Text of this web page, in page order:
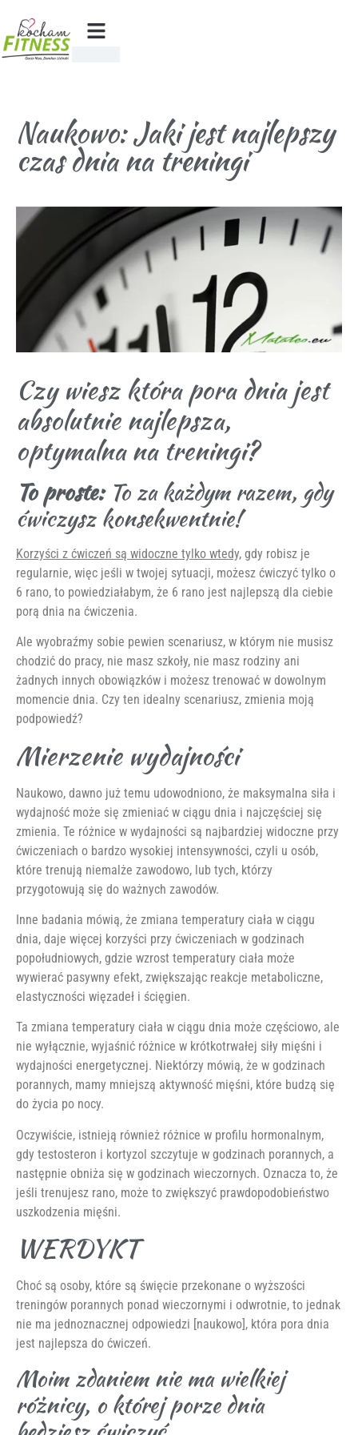
Naukowo: Jaki jest najlepszy
czas dnia na treningi
Czy wiesz która pora dnia jest
absolutnie najlepsza,
optymalna na treningi?
To proste:To za każdym razem, gdy
ćwiczysz konsekwentnie!
Korzyści z ćwiczeń są widoczne tylko wtedy, gdy robisz je
regularnie, więc jeśli w twojej sytuacji, możesz ćwiczyć tylko o
6 rano, to powiedziałabym, że 6 rano jest najlepszą dla ciebie
porą dnia na ćwiczenia.
Ale wyobraźmy sobie pewien scenariusz, w którym nie musisz
chodzić do pracy, nie masz szkoły, nie masz rodziny ani
żadnych innych obowiązków i możesz trenować w dowolnym
momencie dnia. Czy ten idealny scenariusz, zmienia moją
podpowiedź?
Mierzenie wydajności
Naukowo, dawno już temu udowodniono, że maksymalna siła i
wydajność może się zmieniać w ciągu dnia i najczęściej się
zmienia. Te różnice w wydajności są najbardziej widoczne przy
ćwiczeniach o bardzo wysokiej intensywności, czyli u osób,
które trenują niemalże zawodowo, lub tych, którzy
przygotowują się do ważnych zawodów.
Inne badania mówią, że zmiana temperatury ciała w ciągu
dnia, daje więcej korzyści przy ćwiczeniach w godzinach
popołudniowych, gdzie wzrost temperatury ciała może
wywierać pasywny efekt, zwiększając reakcje metaboliczne,
elastyczności więzadeł i ścięgien.
Ta zmiana temperatury ciała w ciągu dnia może częściowo, ale
nie wyłącznie, wyjaśnić różnice w krótkotrwałej siły mięśni i
wydajności energetycznej. Niektórzy mówią, że w godzinach
porannych, mamy mniejszą aktywność mięśni, które budzą się
do życia po nocy.
Oczywiście, istnieją również różnice w profilu hormonalnym,
gdy testosteron i kortyzol szczytuje w godzinach porannych, a
następnie obniża się w godzinach wieczornych. Oznacza to, że
jeśli trenujesz rano, może to zwiększyć prawdopodobieństwo
uszkodzenia mięśni.
WERDYKT
Choć są osoby, które są święcie przekonane o wyższości
treningów porannych ponad wieczornymi i odwrotnie, to jednak
nie ma jednoznacznej odpowiedzi [naukowo], która pora dnia
jest najlepsza do ćwiczeń.
Moim zdaniem nie ma wielkiej
różnicy, o której porze dnia